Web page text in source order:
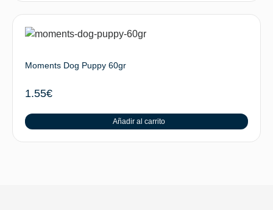
Moments Dog Puppy 60gr
1.55€
Añadir al carrito